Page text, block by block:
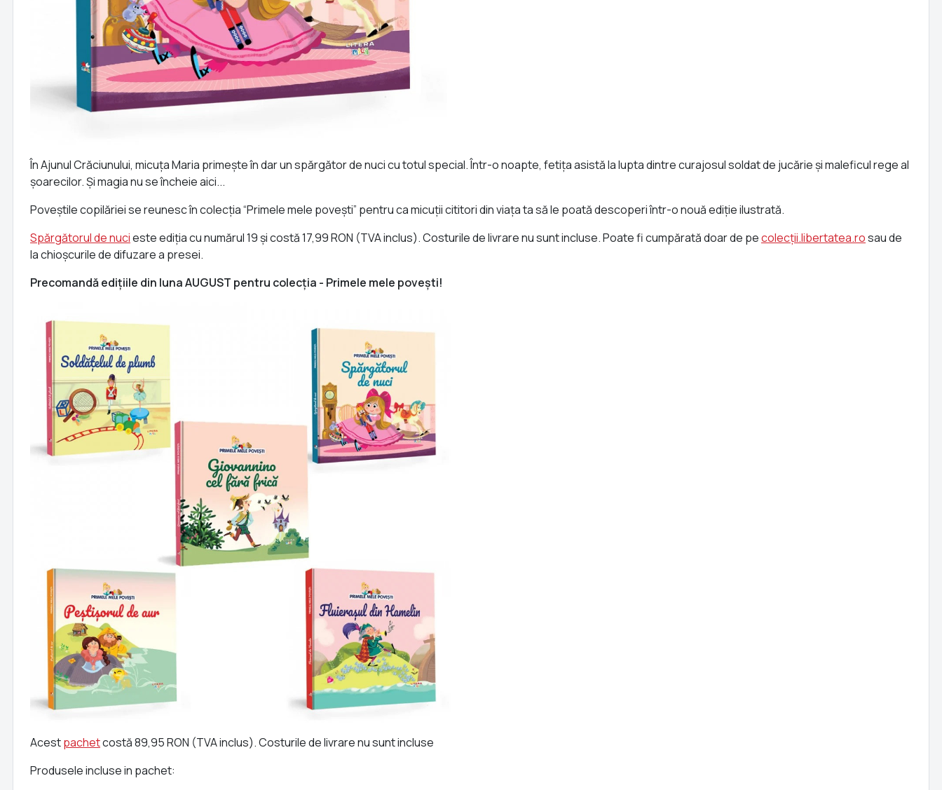
În Ajunul Crăciunului, micuța Maria primește în dar un spărgător de nuci cu totul special. Într-o noapte, fetița asistă la lupta dintre curajosul soldat de jucărie și maleficul rege al
șoarecilor. Și magia nu se încheie aici...
Poveștile copilăriei se reunesc în colecția “Primele mele povești” pentru ca micuții cititori din viața ta să le poată descoperi într-o nouă ediție ilustrată.
Spărgătorul de nucieste ediția cu numărul 19 și costă 17,99 RON (TVA inclus). Costurile de livrare nu sunt incluse. Poate fi cumpărată doar de pecolecții.libertatea.rosau de
la chioșcurile de difuzare a presei.
Precomandă edițiile din luna AUGUST pentru colecția - Primele mele povești!
Acestpachetcostă 89,95 RON (TVA inclus). Costurile de livrare nu sunt incluse
Produsele incluse in pachet: